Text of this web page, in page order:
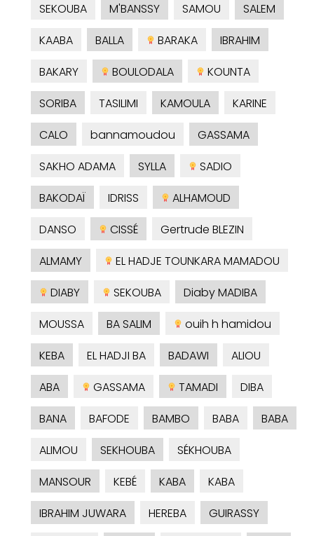
SEKOUBA
M'BANSSY SAMOU
SALEM
KAABA
BALLA BARAKA
IBRAHIM
BAKARY
BOULODALA
KOUNTA
SORIBA
TASILIMI KAMOULA
KARINE
CALO
bannamoudou
GASSAMA
SAKHO ADAMA
SYLLA
SADIO
BAKODAÏ
IDRISS
ALHAMOUD
DANSO
CISSÉ
Gertrude BLEZIN
ALMAMY
EL HADJE TOUNKARA MAMADOU
DIABY
SEKOUBA
Diaby MADIBA
MOUSSA
BA SALIM
ouih h hamidou
KEBA
EL HADJI BA BADAWI
ALIOU
ABA
GASSAMA TAMADI
DIBA
BANA
BAFODE BAMBO BABA
BABA
ALIMOU
SEKHOUBA
SÉKHOUBA
MANSOUR
KEBÉ KABA
KABA
IBRAHIM JUWARA
HEREBA
GUIRASSY